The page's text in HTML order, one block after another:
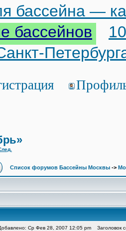
бассейна —
бассейнов
Список форумов Бассейны Москвы ->
Ср Фев 28, 2007 12:05 pm Заголовок